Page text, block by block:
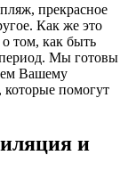
прекрасное
Как же это
том, как быть
период. Мы готовы
Вашему
помогут
и